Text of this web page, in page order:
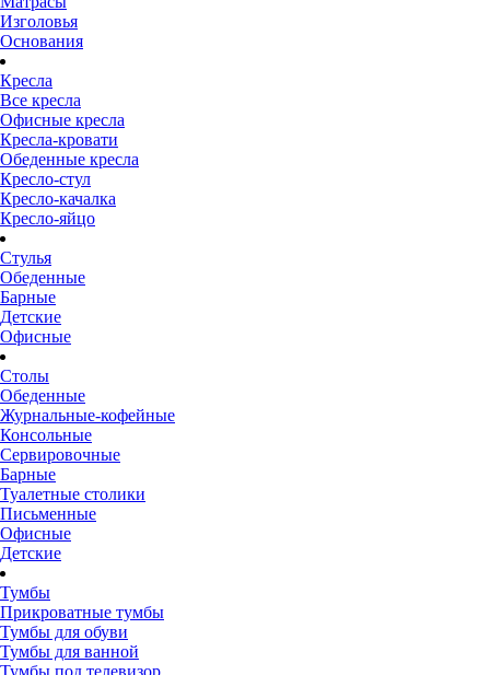
Изголовья
Основания
Кресла
Все кресла
Офисные кресла
Кресла-кровати
Обеденные кресла
Кресло-стул
Кресло-качалка
Кресло-яйцо
Стулья
Обеденные
Барные
Детские
Офисные
Столы
Обеденные
Журнальные-кофейные
Консольные
Сервировочные
Барные
Туалетные столики
Письменные
Офисные
Детские
Тумбы
Прикроватные тумбы
Тумбы для обуви
Тумбы для ванной
Тумбы под телевизор